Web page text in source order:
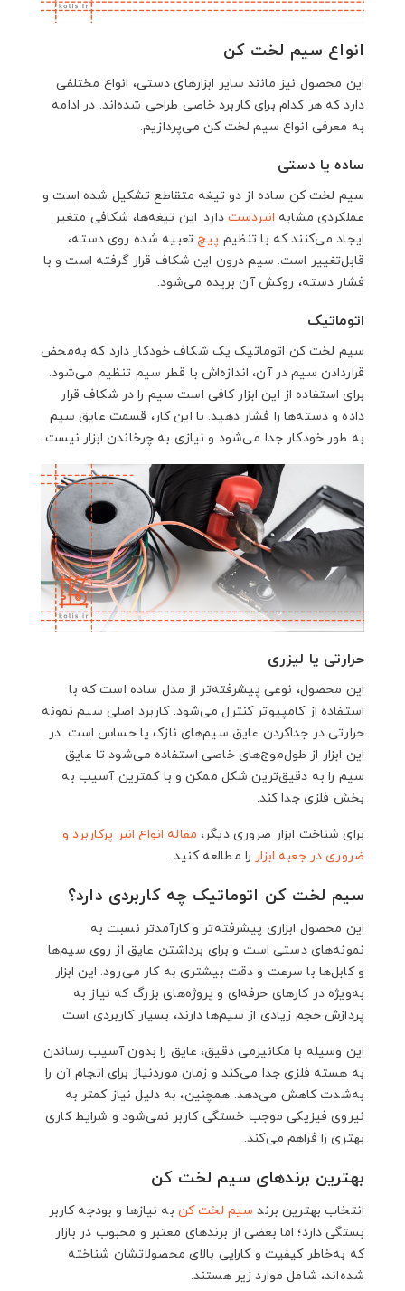
انواع سیم لخت کن
این محصول نیز مانند سایر ابزارهای دستی، انواع مختلفی
دارد که هر کدام برای کاربرد خاصی طراحی شده‌اند. در ادامه
به معرفی انواع سیم لخت کن می‌پردازیم.
ساده یا دستی
سیم لخت کن ساده از دو تیغه متقاطع تشکیل شده است و
عملکردی مشابه انبردستدارد. این تیغه‌ها، شکافی متغیر
ایجاد می‌کنند که با تنظیم پیچ تعبیه شده روی دسته،
قابل‌تغییر است. سیم درون این شکاف قرار گرفته است و با
فشار دسته، روکش آن بریده می‌شود.
اتوماتیک
سیم لخت کن اتوماتیک یک شکاف خودکار دارد که به‌محض
قراردادن سیم در آن، اندازه‌اش با قطر سیم تنظیم می‌شود.
برای استفاده از این ابزار کافی است سیم را در شکاف قرار
داده و دسته‌ها را فشار دهید. با این کار، قسمت عایق سیم
به طور خودکار جدا می‌شود و نیازی به چرخاندن ابزار نیست.
حرارتی یا لیزری
این محصول، نوعی پیشرفته‌تر از مدل ساده است که با
استفاده از کامپیوتر کنترل می‌شود. کاربرد اصلی سیم نمونه
حرارتی در جداکردن عایق سیم‌های نازک یا حساس است. در
این ابزار از طول‌موج‌های خاصی استفاده می‌شود تا عایق
سیم را به دقیق‌ترین شکل ممکن و با کمترین آسیب به
بخش فلزی جدا کند.
برای شناخت ابزار ضروری دیگر، مقاله انواع انبر پرکاربرد و
ضروری در جعبه ابزار را مطالعه کنید.
سیم لخت کن اتوماتیک چه کاربردی دارد؟
این محصول ابزاری پیشرفته‌تر و کارآمدتر نسبت به
نمونه‌های دستی است و برای برداشتن عایق از روی سیم‌ها
و کابل‌ها با سرعت و دقت بیشتری به کار می‌رود. این ابزار
به‌ویژه در کارهای حرفه‌ای و پروژه‌های بزرگ که نیاز به
پردازش حجم زیادی از سیم‌ها دارند، بسیار کاربردی است.
این وسیله با مکانیزمی دقیق، عایق را بدون آسیب رساندن
به هسته فلزی جدا می‌کند و زمان موردنیاز برای انجام آن را
به‌شدت کاهش می‌دهد. همچنین، به دلیل نیاز کمتر به
نیروی فیزیکی موجب خستگی کاربر نمی‌شود و شرایط کاری
بهتری را فراهم می‌کند.
بهترین برندهای سیم لخت کن
انتخاب بهترین برند سیم لخت کن به نیازها و بودجه کاربر
بستگی دارد؛ اما بعضی از برندهای معتبر و محبوب در بازار
که به‌خاطر کیفیت و کارایی بالای محصولاتشان شناخته
شده‌اند، شامل موارد زیر هستند.